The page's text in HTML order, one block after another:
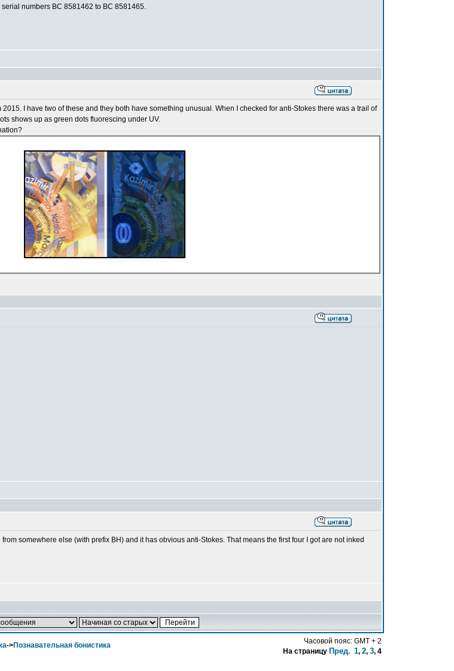
numbers BC 8581462 to BC 8581465.
I have two of these and they both have something unusual. When I checked for anti-Stokes there was a trail of
shows up as green dots fluorescing under UV.
somewhere else (with prefix BH) and it has obvious anti-Stokes. That means the first four I got are not inked
->Познавательная бонистика
Часовой пояс: GMT + 2
На страницу Пред. 1, 2, 3, 4